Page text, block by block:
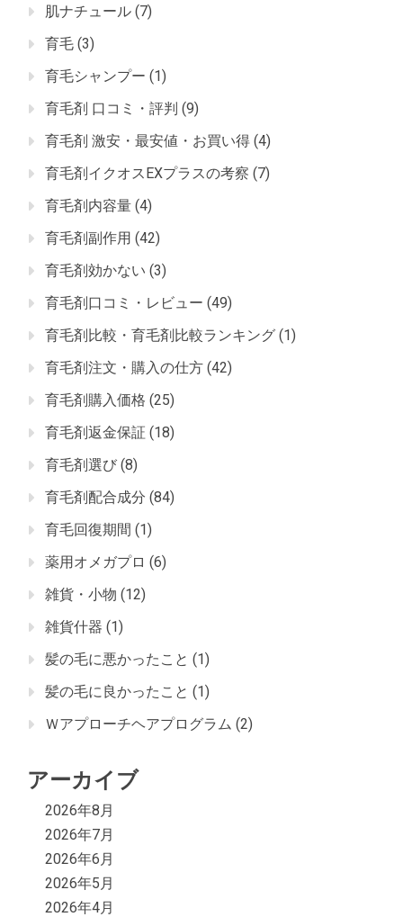
肌ナチュール (7)
育毛 (3)
育毛シャンプー (1)
育毛剤 口コミ・評判 (9)
育毛剤 激安・最安値・お買い得 (4)
育毛剤イクオスEXプラスの考察 (7)
育毛剤内容量 (4)
育毛剤副作用 (42)
育毛剤効かない (3)
育毛剤口コミ・レビュー (49)
育毛剤比較・育毛剤比較ランキング (1)
育毛剤注文・購入の仕方 (42)
育毛剤購入価格 (25)
育毛剤返金保証 (18)
育毛剤選び (8)
育毛剤配合成分 (84)
育毛回復期間 (1)
薬用オメガプロ (6)
雑貨・小物 (12)
雑貨什器 (1)
髪の毛に悪かったこと (1)
髪の毛に良かったこと (1)
Ｗアプローチヘアプログラム (2)
アーカイブ
2026年8月
2026年7月
2026年6月
2026年5月
2026年4月